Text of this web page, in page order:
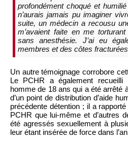
profondément choqué et
n’aurais jamais pu imaginer
suite, un médecin a recousu
m’avaient faite en me
sans anesthésie. J’ai eu
membres et des côtes
Un autre témoignage corrobore
Le PCHR a également recueilli
homme de 18 ans qui a été arrêté
d’un point de distribution d’aide
précédente détention ; il a
PCHR que lui-même et d’autres
été agressés sexuellement à
leur étant insérée de force dans